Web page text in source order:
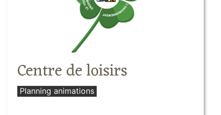
Centre de loisirs
Planning animations